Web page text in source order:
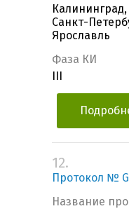
Санкт-
Ярославль
Фаза КИ
12.
Протокол №
Название